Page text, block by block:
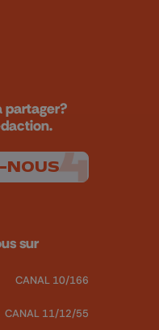
partager?
NOUS
sur
CANAL 10/166
CANAL 11/12/55